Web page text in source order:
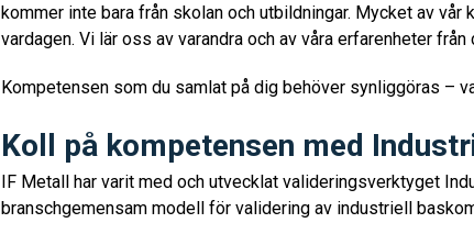
kommer inte bara från skolan och utbildningar. Mycket av
vardagen. Vi lär oss av varandra och av våra erfarenheter
Kompetensen som du samlat på dig behöver synliggöras –
Koll på kompetensen med
IF Metall har varit med och utvecklat valideringsverktyget
branschgemensam modell för validering av industriell